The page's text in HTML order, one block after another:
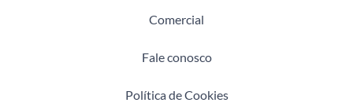
Comercial
Fale conosco
Política de Cookies